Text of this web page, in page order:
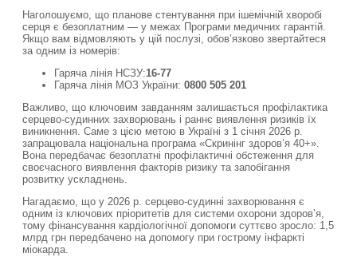
Наголошуємо, що планове стентування при ішемічній хворобі
серця є безоплатним — у межах Програми медичних гарантій.
Якщо вам відмовляють у цій послузі, обов’язково звертайтеся
за одним із номерів:
Гаряча лінія НСЗУ:16-77
Гаряча лінія МОЗ України: 0800 505 201
Важливо, що ключовим завданням залишається профілактика
серцево-судинних захворювань і раннє виявлення ризиків їх
виникнення. Саме з цією метою в Україні з 1 січня 2026 р.
запрацювала національна програма «Скринінг здоров’я 40+».
Вона передбачає безоплатні профілактичні обстеження для
своєчасного виявлення факторів ризику та запобігання
розвитку ускладнень.
Нагадаємо, що у 2026 р. серцево-судинні захворювання є
одним із ключових пріоритетів для системи охорони здоров’я,
тому фінансування кардіологічної допомоги суттєво зросло: 1,5
млрд грн передбачено на допомогу при гострому інфаркті
міокарда.